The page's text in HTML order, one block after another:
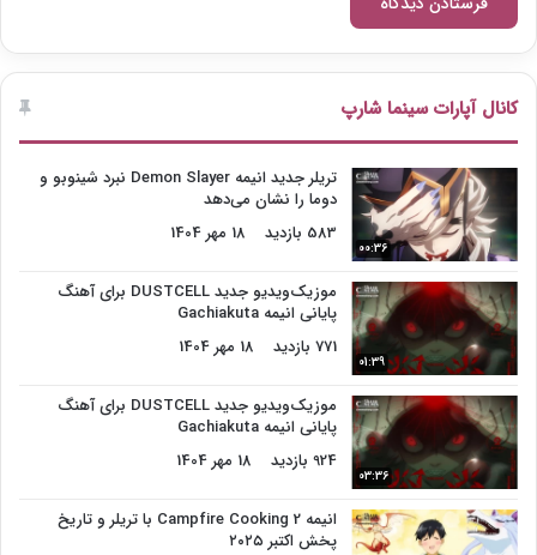
کانال آپارات سینما شارپ
00:36
تریلر جدید انیمه Demon Slayer نبرد شینوبو و
دوما را نشان می‌دهد
583 بازدید
18 مهر 1404
01:39
موزیک‌ویدیو جدید DUSTCELL برای آهنگ
پایانی انیمه Gachiakuta
771 بازدید
18 مهر 1404
03:36
موزیک‌ویدیو جدید DUSTCELL برای آهنگ
پایانی انیمه Gachiakuta
924 بازدید
18 مهر 1404
انیمه Campfire Cooking 2 با تریلر و تاریخ
پخش اکتبر ۲۰۲۵